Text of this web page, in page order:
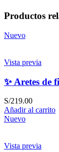
Productos
Nuevo
Vista previa
✨ Aretes de
S/219.00
Añadir al carrito
Nuevo
Vista previa